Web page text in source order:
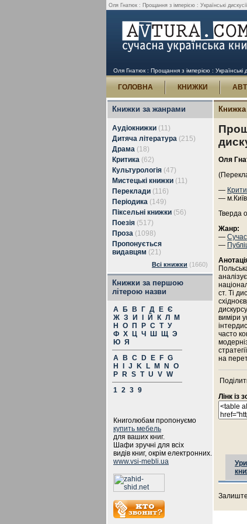
Оля Гнатюк : Прощання з імперією : Українські дискусії
Оля Гнатюк : Прощання з імперією : Українські
ГОЛОВНА КНИЖКИ
Книжки за жанрами
Аудіокнижки (11)
Дитяча література (215)
Драма (18)
Критика (62)
Культурологія (47)
Мистецькі книжки (11)
Переклади (116)
Періодика (149)
Піксельні книжки (56)
Поезія (517)
Проза (1098)
Пропонується
видавцям (21)
Всі книжки (1660)
Книжки за першою
літерою назви
А Б В Г Д Е Є
Ж З И Й К Л
М
Н
О П Р С Т У
Ф Х Ц Ч Ш Щ Э
Ю Я
A
B C D E F G
H
J K L M N
O
P
R S T U V W
1 2 3 9
Книголюбам пропонуємо
купить мебель
для ваших книг.
Шафи зручні для всіх
видів книг, окрім електронних.
www.vsi-mebli.ua
Книжка
Оля
—
—
Тверда
Жанр:
—
—
ст. Ті
виміри
часто
на
Лінк із